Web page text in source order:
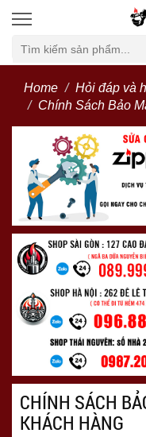
Home
Hỏi đáp và
Chính Sách Bảo
CHÍNH SÁCH
KHÁCH HÀNG